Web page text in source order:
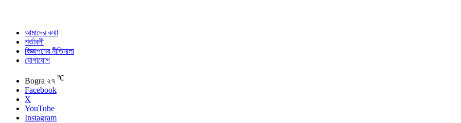
আমাদের কথা
শর্তাবলী
বিজ্ঞাপনের নীতিমালা
যোগাযোগ
Bogra ২৭ ℃
Facebook
X
YouTube
Instagram